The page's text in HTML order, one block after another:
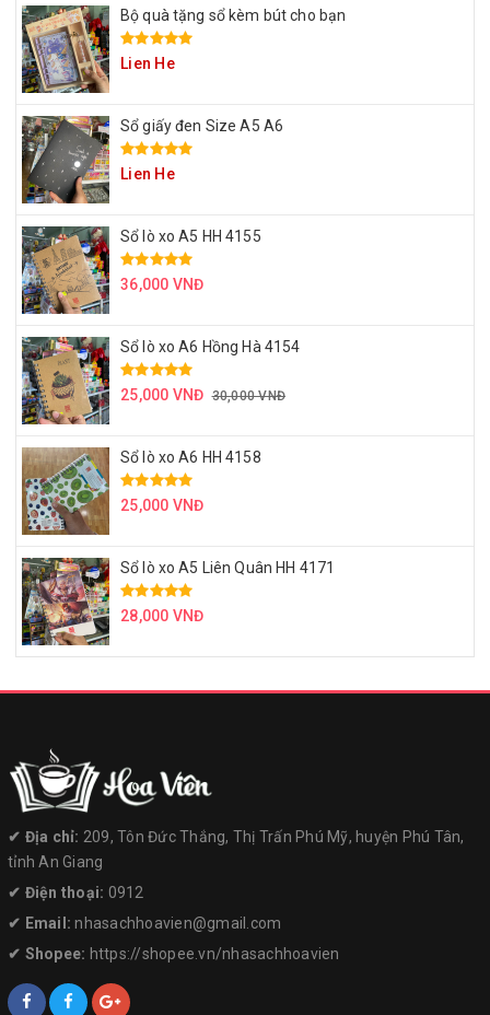
Bộ quà tặng sổ kèm bút cho bạn
Lien He
Sổ giấy đen Size A5 A6
Lien He
Sổ lò xo A5 HH 4155
36,000 VNĐ
Sổ lò xo A6 Hồng Hà 4154
25,000 VNĐ 30,000 VNĐ
Sổ lò xo A6 HH 4158
25,000 VNĐ
Sổ lò xo A5 Liên Quân HH 4171
28,000 VNĐ
✔︎ Địa chỉ: 209, Tôn Đức Thắng, Thị Trấn Phú Mỹ, huyện Phú Tân,
tỉnh An Giang
✔︎ Điện thoại: 0912
✔︎ Email:nhasachhoavien@gmail.com
✔︎ Shopee: https://shopee.vn/nhasachhoavien